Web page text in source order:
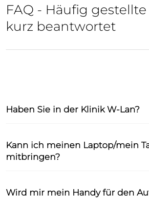
FAQ - Häufig
kurz beantwortet
Haben Sie in der Klinik W-Lan?
Kann ich meinen Laptop/mein
mitbringen?
Wird mir mein Handy für den